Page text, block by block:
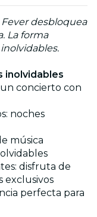
desbloquea
La forma
inolvidables
un concierto con
noches
música
disfruta de
exclusivos
perfecta para